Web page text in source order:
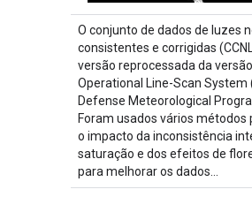
O conjunto de dados de luzes
consistentes e corrigidas
versão reprocessada da
Operational Line-Scan System
Defense Meteorological
Foram usados vários métodos
o impacto da inconsistência
saturação e dos efeitos de
para melhorar os dados…